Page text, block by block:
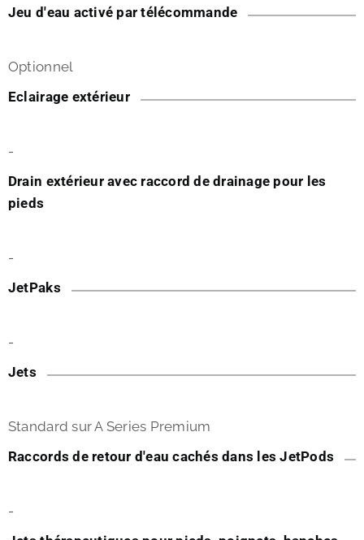
Jeu d'eau activé par télécommande
Optionnel
Eclairage extérieur
-
Drain extérieur avec raccord de drainage pour les
pieds
-
JetPaks
-
Jets
Standard sur A Series Premium
Raccords de retour d'eau cachés dans les JetPods
-